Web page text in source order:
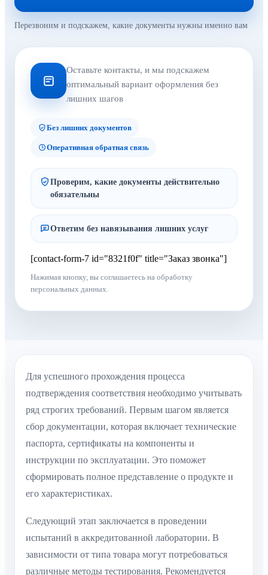
Перезвоним и подскажем, какие документы нужны именно вам
Оставьте контакты, и мы подскажем
оптимальный вариант оформления без
лишних шагов
Без лишних документов
Оперативная обратная связь
Проверим, какие документы действительно
обязательны
Ответим без навязывания лишних услуг
[contact-form-7 id="8321f0f" title="Заказ звонка"]
Нажимая кнопку, вы соглашаетесь на обработку
персональных данных.
Для успешного прохождения процесса
подтверждения соответствия необходимо учитывать
ряд строгих требований. Первым шагом является
сбор документации, которая включает технические
паспорта, сертификаты на компоненты и
инструкции по эксплуатации. Это поможет
сформировать полное представление о продукте и
его характеристиках.
Следующий этап заключается в проведении
испытаний в аккредитованной лаборатории. В
зависимости от типа товара могут потребоваться
различные методы тестирования. Рекомендуется